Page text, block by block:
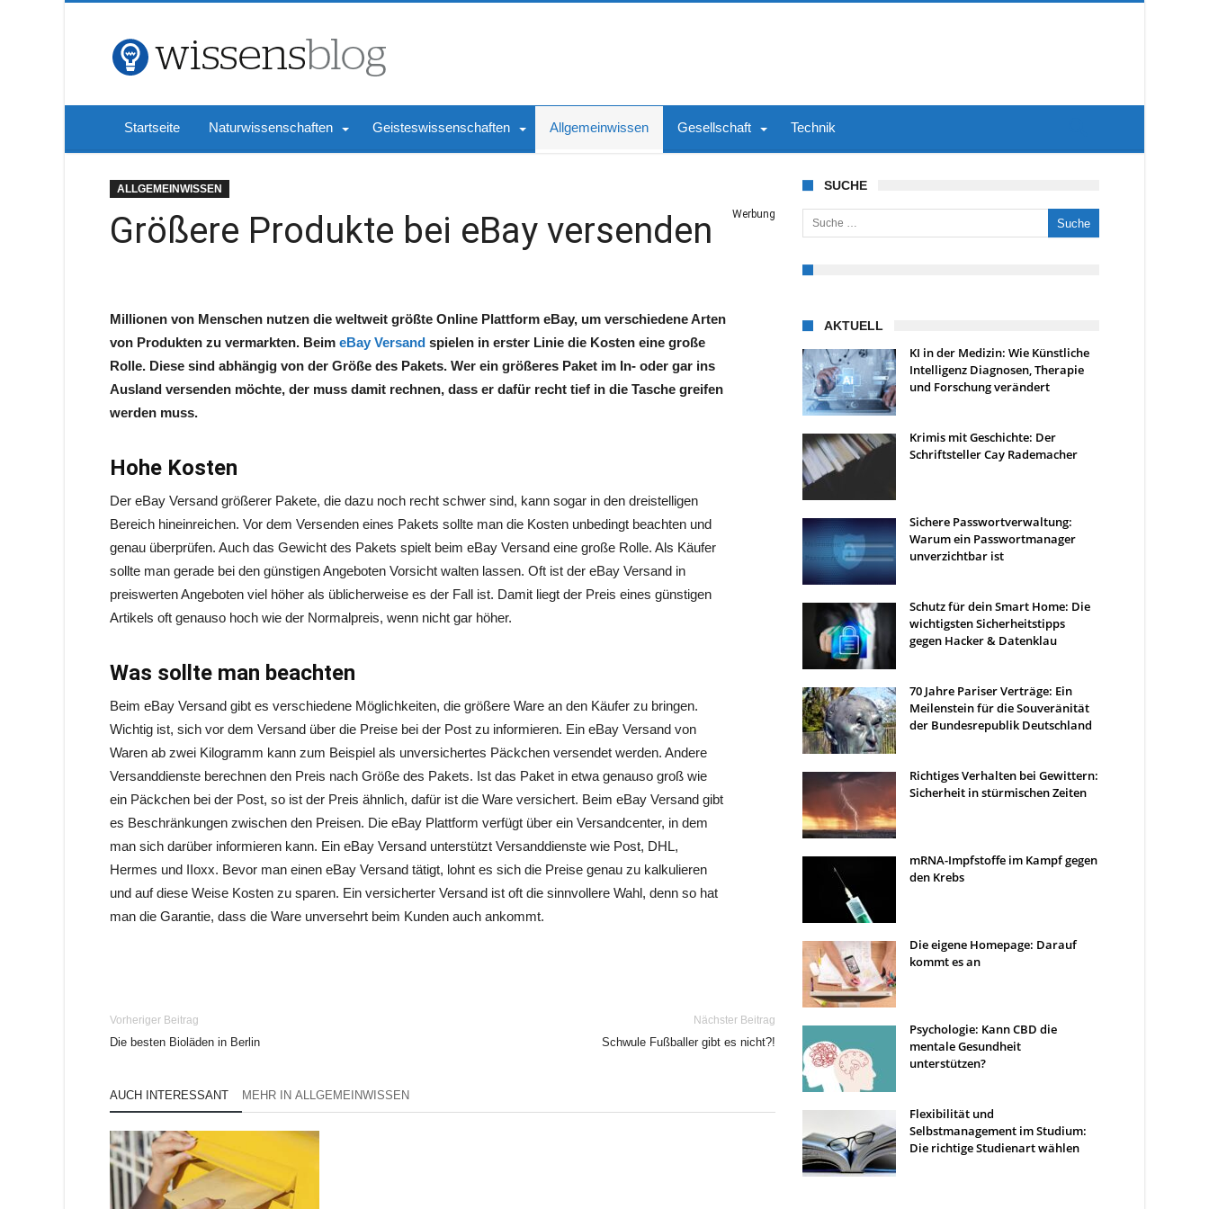
Startseite Naturwissenschaften Geisteswissenschaften Allgemeinwissen Gesellschaft Technik
ALLGEMEINWISSEN
Größere Produkte bei eBay versenden Werbung
Millionen von Menschen nutzen die weltweit größte Online Plattform eBay, um verschiedene Arten
von Produkten zu vermarkten. Beim eBay Versand spielen in erster Linie die Kosten eine große
Rolle. Diese sind abhängig von der Größe des Pakets. Wer ein größeres Paket im In- oder gar ins
Ausland versenden möchte, der muss damit rechnen, dass er dafür recht tief in die Tasche greifen
werden muss.
Hohe Kosten
Der eBay Versand größerer Pakete, die dazu noch recht schwer sind, kann sogar in den dreistelligen
Bereich hineinreichen. Vor dem Versenden eines Pakets sollte man die Kosten unbedingt beachten und
genau überprüfen. Auch das Gewicht des Pakets spielt beim eBay Versand eine große Rolle. Als Käufer
sollte man gerade bei den günstigen Angeboten Vorsicht walten lassen. Oft ist der eBay Versand in
preiswerten Angeboten viel höher als üblicherweise es der Fall ist. Damit liegt der Preis eines günstigen
Artikels oft genauso hoch wie der Normalpreis, wenn nicht gar höher.
Was sollte man beachten
Beim eBay Versand gibt es verschiedene Möglichkeiten, die größere Ware an den Käufer zu bringen.
Wichtig ist, sich vor dem Versand über die Preise bei der Post zu informieren. Ein eBay Versand von
Waren ab zwei Kilogramm kann zum Beispiel als unversichertes Päckchen versendet werden. Andere
Versanddienste berechnen den Preis nach Größe des Pakets. Ist das Paket in etwa genauso groß wie
ein Päckchen bei der Post, so ist der Preis ähnlich, dafür ist die Ware versichert. Beim eBay Versand gibt
es Beschränkungen zwischen den Preisen. Die eBay Plattform verfügt über ein Versandcenter, in dem
man sich darüber informieren kann. Ein eBay Versand unterstützt Versanddienste wie Post, DHL,
Hermes und IIoxx. Bevor man einen eBay Versand tätigt, lohnt es sich die Preise genau zu kalkulieren
und auf diese Weise Kosten zu sparen. Ein versicherter Versand ist oft die sinnvollere Wahl, denn so hat
man die Garantie, dass die Ware unversehrt beim Kunden auch ankommt.
Vorheriger Beitrag
Die besten Bioläden in Berlin
Nächster Beitrag
Schwule Fußballer gibt es nicht?!
AUCH INTERESSANT MEHR IN ALLGEMEINWISSEN
SUCHE
Suche nach:
AKTUELL
KI in der Medizin: Wie Künstliche
Intelligenz Diagnosen, Therapie
und Forschung verändert
Krimis mit Geschichte: Der
Schriftsteller Cay Rademacher
Sichere Passwortverwaltung:
Warum ein Passwortmanager
unverzichtbar ist
Schutz für dein Smart Home: Die
wichtigsten Sicherheitstipps
gegen Hacker & Datenklau
70 Jahre Pariser Verträge: Ein
Meilenstein für die Souveränität
der Bundesrepublik Deutschland
Richtiges Verhalten bei Gewittern:
Sicherheit in stürmischen Zeiten
mRNA-Impfstoffe im Kampf gegen
den Krebs
Die eigene Homepage: Darauf
kommt es an
Psychologie: Kann CBD die
mentale Gesundheit
unterstützen?
Flexibilität und
Selbstmanagement im Studium:
Die richtige Studienart wählen